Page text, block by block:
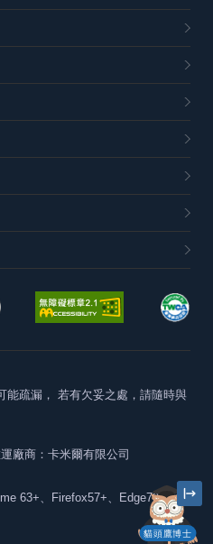
貓頭鷹博士
能疏漏， 若有欠妥之處，請隨時與
運廠商：卡米爾有限公司
63+、Firefox57+、Edge79+及